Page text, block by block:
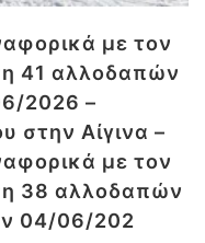
με τον
41 αλλοδαπών
2026 –
στην Αίγινα –
με τον
38 αλλοδαπών
04/06/202